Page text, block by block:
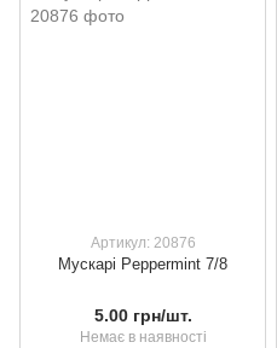
Артикул: 20876
Мускарі Peppermint 7/8
5.00 грн/шт.
Немає в наявності